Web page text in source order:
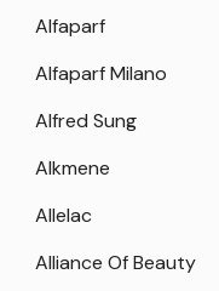
Alfaparf
Alfaparf Milano
Alfred Sung
Alkmene
Allelac
Alliance Of Beauty